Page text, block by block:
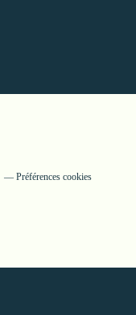
Préférences cookies